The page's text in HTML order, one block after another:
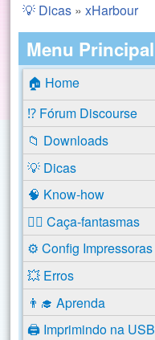
Você está aqui
💡 Dicas »xHarbour
Menu Principal
🏠 Home
⁉️ Fórum Discourse
📁 Downloads
💡 Dicas
🧠 Know-how
🕵️‍♂️ Caça-fantasmas
⚙️ Config Impressoras
💥 Erros
👨‍🎓 Aprenda
🖨️ Imprimindo na USB